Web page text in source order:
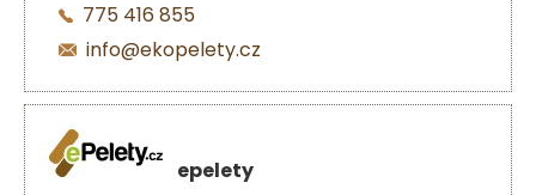
775 416 855
info@ekopelety.cz
epelety